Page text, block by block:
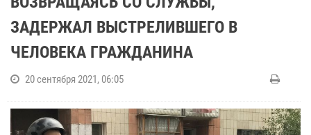
ЗАДЕРЖАЛ ВЫСТРЕЛИВШЕГО В
ЧЕЛОВЕКА ГРАЖДАНИНА
20 сентября 2021, 06:05